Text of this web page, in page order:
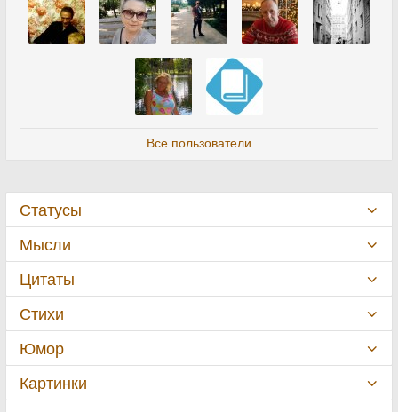
Все пользователи
Статусы
Мысли
Цитаты
Стихи
Юмор
Картинки